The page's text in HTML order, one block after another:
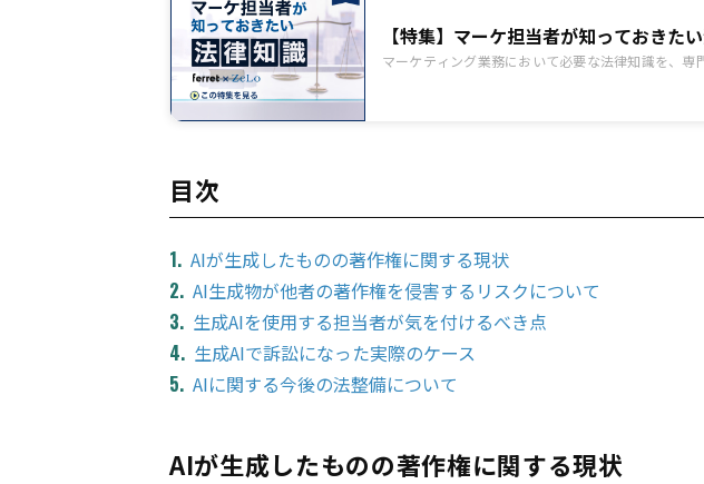
【特集】マーケ担当者が知っておきた
マーケティング業務において必要な法律知識を、専
目次
AIが生成したものの著作権に関する現状
AI生成物が他者の著作権を侵害するリスクについて
生成AIを使用する担当者が気を付けるべき点
生成AIで訴訟になった実際のケース
AIに関する今後の法整備について
AIが生成したものの著作権に関する現状